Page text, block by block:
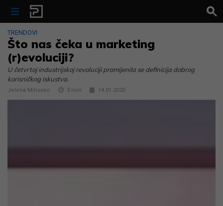
Skip to content
TRENDOVI
Što nas čeka u marketing
(r)evoluciji?
U četvrtoj industrijskoj revoluciji promijenila se definicija dobrog
korisničkog iskustva.
Jelena Mihovec 3 min 14.01.2020.